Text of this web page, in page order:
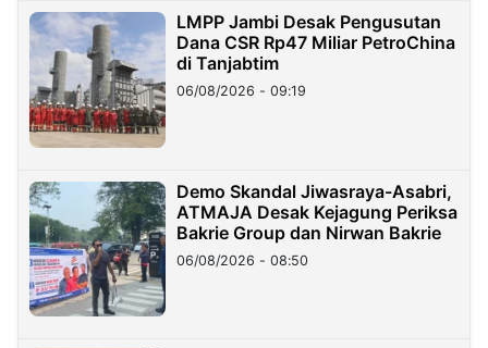
LMPP Jambi Desak Pengusutan
Dana CSR Rp47 Miliar PetroChina
di Tanjabtim
06/08/2026 - 09:19
Demo Skandal Jiwasraya-Asabri,
ATMAJA Desak Kejagung Periksa
Bakrie Group dan Nirwan Bakrie
06/08/2026 - 08:50